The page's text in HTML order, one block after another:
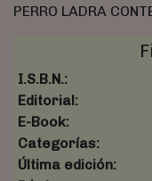
PERRO LADRA
I.S.B.N.:
Editorial:
E-Book:
Categorías:
Última edición: